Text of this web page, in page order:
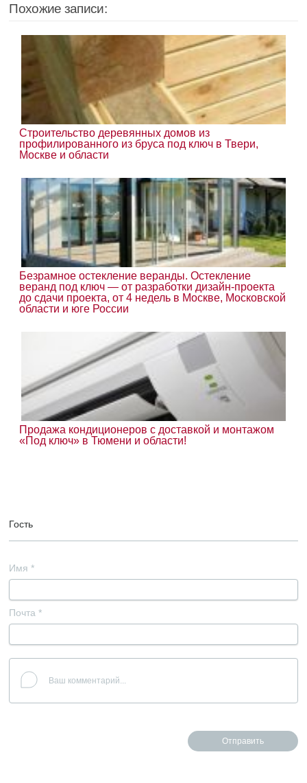
Похожие записи:
Строительство деревянных домов из
профилированного из бруса под ключ в Твери,
Москве и области
Безрамное остекление веранды. Остекление
веранд под ключ — от разработки дизайн-проекта
до сдачи проекта, от 4 недель в Москве, Московской
области и юге России
Продажа кондиционеров с доставкой и монтажом
«Под ключ» в Тюмени и области!
Гость
Имя *
Почта *